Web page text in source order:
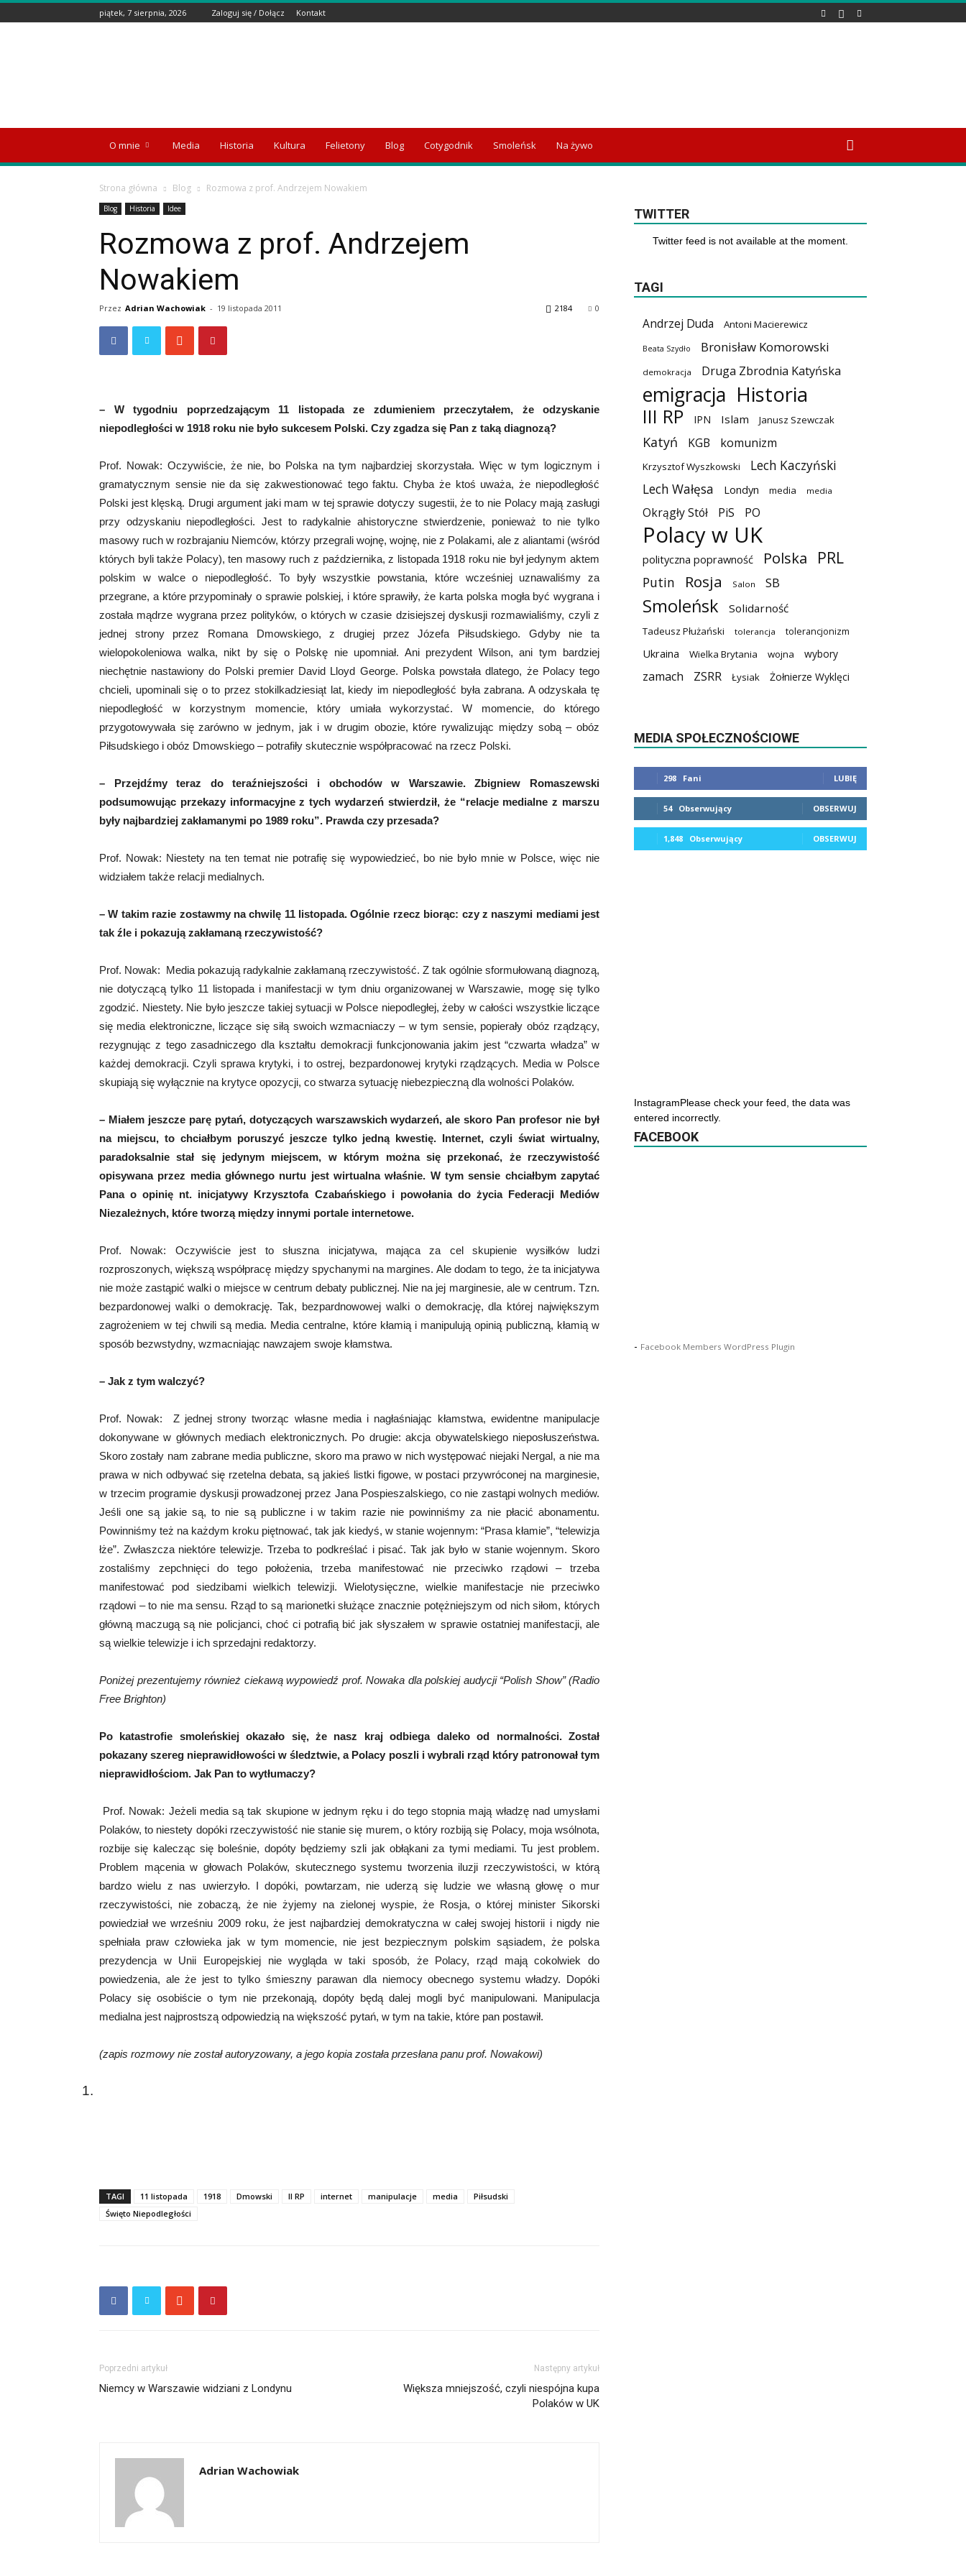
piątek, 7 sierpnia, 2026 Zaloguj się / Dołącz Kontakt
O mnie Media Historia Kultura Felietony Blog Cotygodnik Smoleńsk Na żywo
Strona główna Blog Rozmowa z prof. Andrzejem Nowakiem
Blog Historia Idee
Rozmowa z prof. Andrzejem
Nowakiem
Przez Adrian Wachowiak - 19 listopada 2011 0
2184
– W tygodniu poprzedzającym 11 listopada ze zdumieniem przeczytałem, że odzyskanie
niepodległości w 1918 roku nie było sukcesem Polski. Czy zgadza się Pan z taką diagnozą?
Prof. Nowak: Oczywiście, że nie, bo Polska na tym najbardziej skorzystała. Więc w tym logicznym i
gramatycznym sensie nie da się zakwestionować tego faktu. Chyba że ktoś uważa, że niepodległość
Polski jest klęską. Drugi argument jaki mam w tej sprawie dotyczy sugestii, że to nie Polacy mają zasługi
przy odzyskaniu niepodległości. Jest to radykalnie ahistoryczne stwierdzenie, ponieważ to nie tylko
masowy ruch w rozbrajaniu Niemców, którzy przegrali wojnę, wojnę, nie z Polakami, ale z aliantami (wśród
których byli także Polacy), ten masowy ruch z października, z listopada 1918 roku nie był jedynym aktem
polskim w walce o niepodległość. To były wszystkie powstania, które wcześniej uznawaliśmy za
przegrane, a które przypominały o sprawie polskiej, i które sprawiły, że karta polska mogła być wygrana i
została mądrze wygrana przez polityków, o których w czasie dzisiejszej dyskusji rozmawialiśmy, czyli z
jednej strony przez Romana Dmowskiego, z drugiej przez Józefa Piłsudskiego. Gdyby nie ta
wielopokoleniowa walka, nikt by się o Polskę nie upomniał. Ani prezydent Wilson, ani tym bardziej
niechętnie nastawiony do Polski premier David Lloyd George. Polska powstała dlatego, że Polacy tego
chcieli, upominali się o to przez stokilkadziesiąt lat, kiedy im niepodległość była zabrana. A odzyskała tę
niepodległość w korzystnym momencie, który umiała wykorzystać. W momencie, do którego
przygotowywała się zarówno w jednym, jak i w drugim obozie, które rywalizując między sobą – obóz
Piłsudskiego i obóz Dmowskiego – potrafiły skutecznie współpracować na rzecz Polski.
– Przejdźmy teraz do teraźniejszości i obchodów w Warszawie. Zbigniew Romaszewski
podsumowując przekazy informacyjne z tych wydarzeń stwierdził, że “relacje medialne z marszu
były najbardziej zakłamanymi po 1989 roku”. Prawda czy przesada?
Prof. Nowak: Niestety na ten temat nie potrafię się wypowiedzieć, bo nie było mnie w Polsce, więc nie
widziałem także relacji medialnych.
– W takim razie zostawmy na chwilę 11 listopada. Ogólnie rzecz biorąc: czy z naszymi mediami jest
tak źle i pokazują zakłamaną rzeczywistość?
Prof. Nowak: Media pokazują radykalnie zakłamaną rzeczywistość. Z tak ogólnie sformułowaną diagnozą,
nie dotyczącą tylko 11 listopada i manifestacji w tym dniu organizowanej w Warszawie, mogę się tylko
zgodzić. Niestety. Nie było jeszcze takiej sytuacji w Polsce niepodległej, żeby w całości wszystkie liczące
się media elektroniczne, liczące się siłą swoich wzmacniaczy – w tym sensie, popierały obóz rządzący,
rezygnując z tego zasadniczego dla kształtu demokracji funkcjonowania jakim jest “czwarta władza” w
każdej demokracji. Czyli sprawa krytyki, i to ostrej, bezpardonowej krytyki rządzących. Media w Polsce
skupiają się wyłącznie na krytyce opozycji, co stwarza sytuację niebezpieczną dla wolności Polaków.
– Miałem jeszcze parę pytań, dotyczących warszawskich wydarzeń, ale skoro Pan profesor nie był
na miejscu, to chciałbym poruszyć jeszcze tylko jedną kwestię. Internet, czyli świat wirtualny,
paradoksalnie stał się jedynym miejscem, w którym można się przekonać, że rzeczywistość
opisywana przez media głównego nurtu jest wirtualna właśnie. W tym sensie chciałbym zapytać
Pana o opinię nt. inicjatywy Krzysztofa Czabańskiego i powołania do życia Federacji Mediów
Niezależnych, które tworzą między innymi portale internetowe.
Prof. Nowak: Oczywiście jest to słuszna inicjatywa, mająca za cel skupienie wysiłków ludzi
rozproszonych, większą współpracę między spychanymi na margines. Ale dodam to tego, że ta inicjatywa
nie może zastąpić walki o miejsce w centrum debaty publicznej. Nie na jej marginesie, ale w centrum. Tzn.
bezpardonowej walki o demokrację. Tak, bezpardnowowej walki o demokrację, dla której największym
zagrożeniem w tej chwili są media. Media centralne, które kłamią i manipulują opinią publiczną, kłamią w
sposób bezwstydny, wzmacniając nawzajem swoje kłamstwa.
– Jak z tym walczyć?
Prof. Nowak: Z jednej strony tworząc własne media i nagłaśniając kłamstwa, ewidentne manipulacje
dokonywane w głównych mediach elektronicznych. Po drugie: akcja obywatelskiego nieposłuszeństwa.
Skoro zostały nam zabrane media publiczne, skoro ma prawo w nich występować niejaki Nergal, a nie ma
prawa w nich odbywać się rzetelna debata, są jakieś listki figowe, w postaci przywróconej na marginesie,
w trzecim programie dyskusji prowadzonej przez Jana Pospieszalskiego, co nie zastąpi wolnych mediów.
Jeśli one są jakie są, to nie są publiczne i w takim razie nie powinniśmy za nie płacić abonamentu.
Powinniśmy też na każdym kroku piętnować, tak jak kiedyś, w stanie wojennym: “Prasa kłamie”, “telewizja
łże”. Zwłaszcza niektóre telewizje. Trzeba to podkreślać i pisać. Tak jak było w stanie wojennym. Skoro
zostaliśmy zepchnięci do tego położenia, trzeba manifestować nie przeciwko rządowi – trzeba
manifestować pod siedzibami wielkich telewizji. Wielotysięczne, wielkie manifestacje nie przeciwko
rządowi – to nie ma sensu. Rząd to są marionetki służące znacznie potężniejszym od nich siłom, których
główną maczugą są nie policjanci, choć ci potrafią bić jak słyszałem w sprawie ostatniej manifestacji, ale
są wielkie telewizje i ich sprzedajni redaktorzy.
Poniżej prezentujemy również ciekawą wypowiedź prof. Nowaka dla polskiej audycji “Polish Show” (Radio
Free Brighton)
Po katastrofie smoleńskiej okazało się, że nasz kraj odbiega daleko od normalności. Został
pokazany szereg nieprawidłowości w śledztwie, a Polacy poszli i wybrali rząd który patronował tym
nieprawidłościom. Jak Pan to wytłumaczy?
Prof. Nowak: Jeżeli media są tak skupione w jednym ręku i do tego stopnia mają władzę nad umysłami
Polaków, to niestety dopóki rzeczywistość nie stanie się murem, o który rozbiją się Polacy, moja wsólnota,
rozbije się kalecząc się boleśnie, dopóty będziemy szli jak obłąkani za tymi mediami. Tu jest problem.
Problem mącenia w głowach Polaków, skutecznego systemu tworzenia iluzji rzeczywistości, w którą
bardzo wielu z nas uwierzyło. I dopóki, powtarzam, nie uderzą się ludzie we własną głowę o mur
rzeczywistości, nie zobaczą, że nie żyjemy na zielonej wyspie, że Rosja, o której minister Sikorski
powiedział we wrześniu 2009 roku, że jest najbardziej demokratyczna w całej swojej historii i nigdy nie
spełniała praw człowieka jak w tym momencie, nie jest bezpiecznym polskim sąsiadem, że polska
prezydencja w Unii Europejskiej nie wygląda w taki sposób, że Polacy, rząd mają cokolwiek do
powiedzenia, ale że jest to tylko śmieszny parawan dla niemocy obecnego systemu władzy. Dopóki
Polacy się osobiście o tym nie przekonają, dopóty będą dalej mogli być manipulowani. Manipulacja
medialna jest najprostszą odpowiedzią na większość pytań, w tym na takie, które pan postawił.
(zapis rozmowy nie został autoryzowany, a jego kopia została przesłana panu prof. Nowakowi)
1.
TAGI 11 listopada 1918 Dmowski II RP internet manipulacje media
Piłsudski
Święto Niepodległości
Poprzedni artykuł
Niemcy w Warszawie widziani z Londynu
Następny artykuł
Większa mniejszość, czyli niespójna kupa
Polaków w UK
Adrian Wachowiak
TWITTER
Twitter feed is not available at the moment.
TAGI
Andrzej Duda Antoni Macierewicz
Beata Szydło Bronisław Komorowski
demokracja Druga Zbrodnia Katyńska
emigracja Historia
III RP IPN Islam Janusz Szewczak
Katyń KGB komunizm
Krzysztof Wyszkowski
Lech Kaczyński
Lech Wałęsa
Londyn media media
Okrągły Stół PiS PO
Polacy w UK
polityczna poprawność Polska PRL
Putin Rosja Salon SB
Smoleńsk Solidarność
Tadeusz Płużański tolerancja tolerancjonizm
Ukraina Wielka Brytania wojna wybory
zamach ZSRR Łysiak Żołnierze Wyklęci
MEDIA SPOŁECZNOŚCIOWE
298 Fani LUBIĘ
54 Obserwujący OBSERWUJ
1,848 Obserwujący OBSERWUJ
InstagramPlease check your feed, the data was
entered incorrectly.
FACEBOOK
- Facebook Members WordPress Plugin